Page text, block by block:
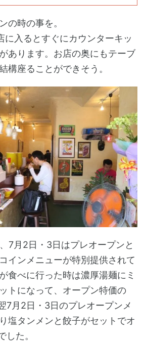
の時の事を。
に入るとすぐにカウンターキッ
あります。お店の奥にもテーブ
構座ることができそう。
7月2日・3日はプレオープンと
インメニューが特別提供されて
食べに行った時は濃厚湯麺にミ
トになって、オープン特価の
7月2日・3日のプレオープンメ
塩タンメンと餃子がセットでオ
した。